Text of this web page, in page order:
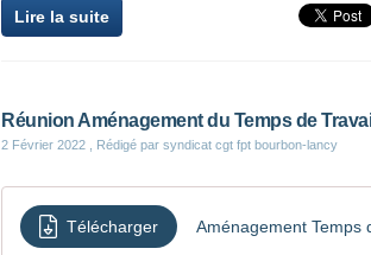
Lire la suite
Réunion Aménagement du Temps de
2 Février 2022 , Rédigé par syndicat cgt fpt bourbon-lancy
Télécharger Aménagement Temps